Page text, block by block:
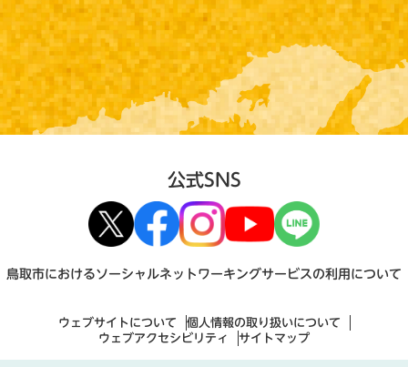
公式SNS
鳥取市におけるソーシャルネットワーキングサービスの利用について
ウェブサイトについて
個人情報の取り扱いについて
ウェブアクセシビリティ
サイトマップ